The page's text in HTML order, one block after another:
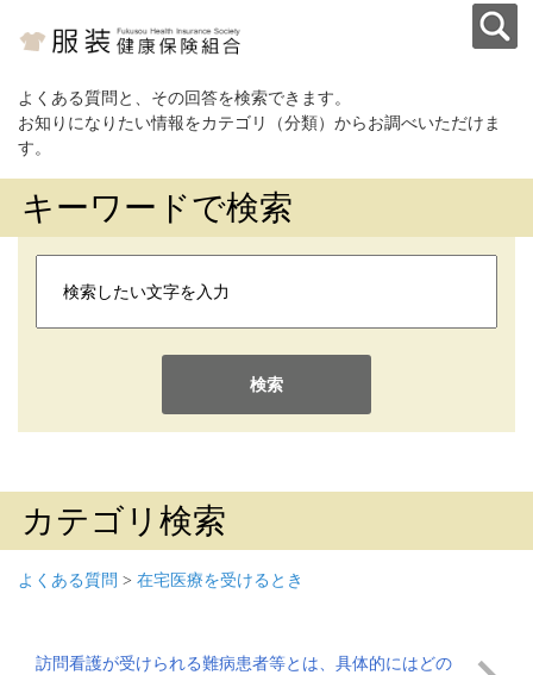
よくある質問と、その回答を検索できます。
お知りになりたい情報をカテゴリ（分類）からお調べいただけま
す。
キーワードで検索
検索
カテゴリ検索
よくある質問 > 在宅医療を受けるとき
訪問看護が受けられる難病患者等とは、具体的にはどの